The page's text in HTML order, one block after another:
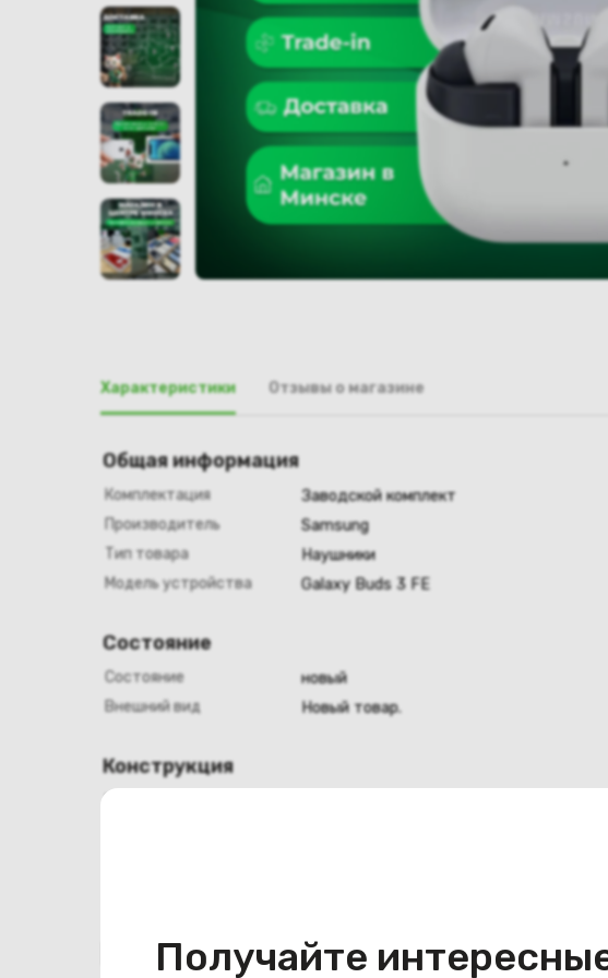
Получайте
Характеристики Отзывы о магазине
Общая информация
Комплектация
Заводской комплект
Производитель
Samsung
Тип товара
Наушники
Модель устройства
Galaxy Buds 3 FE
Состояние
Состояние
новый
Внешний вид
Новый товар.
Конструкция
Похожие товары